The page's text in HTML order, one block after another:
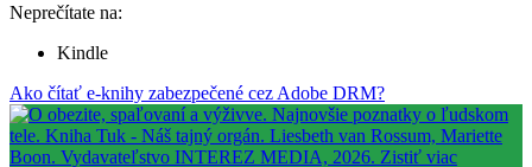
Neprečítate na:
Kindle
Ako čítať e-knihy zabezpečené cez Adobe DRM?